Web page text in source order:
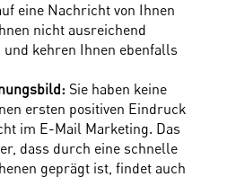
eine Nachricht von Ihnen
nicht ausreichend
kehren Ihnen ebenfalls
Sie haben keine
ersten positiven Eindruck
im E-Mail Marketing. Das
dass durch eine schnelle
geprägt ist, findet auch